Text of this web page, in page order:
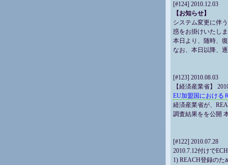
[#124] 2010.12.03
【お知らせ】
システム変更に伴
惑をお掛けいたし
本日より、随時、
なお、本日以降、
[#123] 2010.08.03
【経済産業省】
EU加盟国における
経済産業省が、
調査結果をを公開
[#122] 2010.07.28
2010.7.12付けで
1) REACH登録の